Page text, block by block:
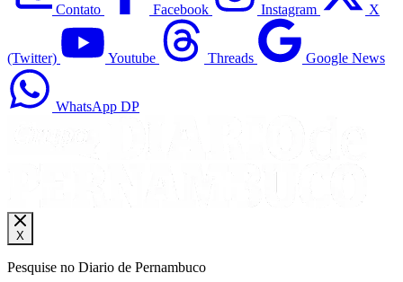
Contato Facebook Instagram X
(Twitter) Youtube Threads Google News
WhatsApp DP
X
Pesquise no Diario de Pernambuco